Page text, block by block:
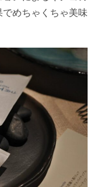
めちゃくちゃ美味